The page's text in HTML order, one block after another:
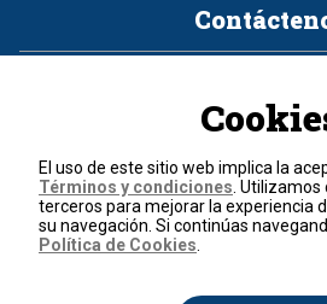
Política de
Términos y
© 2026, RCN
Todos los derechos
El uso de este sitio web implica la
Términos y condiciones .
terceros para mejorar la experiencia
su navegación. Si continúas
Política de Cookies